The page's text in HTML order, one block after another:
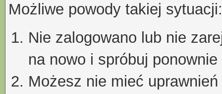
Możliwe powody takiej sytuacji:
Nie zalogowano lub nie
na nowo i spróbuj ponownie
Możesz nie mieć